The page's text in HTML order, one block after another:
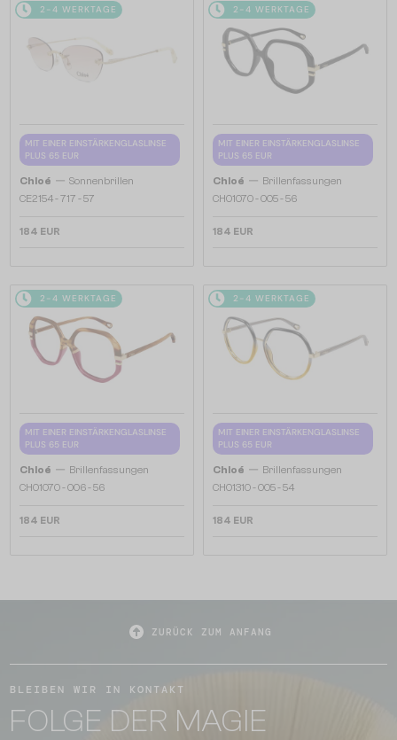
2-4 WERKTAGE
MIT EINER EINSTÄRKENGLASLINSE
PLUS 65 EUR
Chloé — Sonnenbrillen
CE2154 - 717 - 57
184 EUR
2-4 WERKTAGE
MIT EINER EINSTÄRKENGLASLINSE
PLUS 65 EUR
Chloé — Brillenfassungen
CH0107O - 005 - 56
184 EUR
2-4 WERKTAGE
MIT EINER EINSTÄRKENGLASLINSE
PLUS 65 EUR
Chloé — Brillenfassungen
CH0107O - 006 - 56
184 EUR
2-4 WERKTAGE
MIT EINER EINSTÄRKENGLASLINSE
PLUS 65 EUR
Chloé — Brillenfassungen
CH0131O - 005 - 54
184 EUR
ZURÜCK ZUM ANFANG
BLEIBEN WIR IN KONTAKT
FOLGE DER MAGIE